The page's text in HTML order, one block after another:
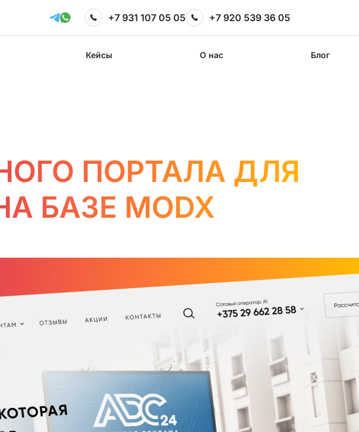
+7 931 107 05 05 +7 920 539 36 05
Кейсы О нас Блог
ПОРТАЛА ДЛЯ
БАЗЕ MODX